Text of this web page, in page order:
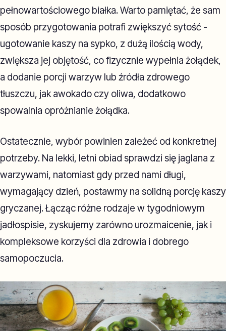
pełnowartościowego białka. Warto pamiętać, że sam
sposób przygotowania potrafi zwiększyć sytość -
ugotowanie kaszy na sypko, z dużą ilością wody,
zwiększa jej objętość, co fizycznie wypełnia żołądek,
a dodanie porcji warzyw lub źródła zdrowego
tłuszczu, jak awokado czy oliwa, dodatkowo
spowalnia opróżnianie żołądka.
Ostatecznie, wybór powinien zależeć od konkretnej
potrzeby. Na lekki, letni obiad sprawdzi się jaglana z
warzywami, natomiast gdy przed nami długi,
wymagający dzień, postawmy na solidną porcję kaszy
gryczanej. Łącząc różne rodzaje w tygodniowym
jadłospisie, zyskujemy zarówno urozmaicenie, jak i
kompleksowe korzyści dla zdrowia i dobrego
samopoczucia.